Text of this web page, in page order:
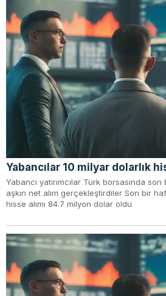
Yabancılar 10 milyar dolarlık
Yabancı yatırımcılar Türk borsasında son
aşkın net alım gerçekleştirdiler Son bir
hisse alımı 84.7 milyon dolar oldu